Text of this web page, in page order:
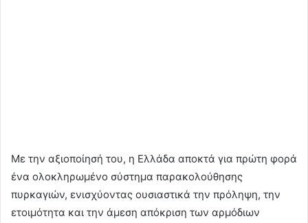
Με την αξιοποίησή του, η Ελλάδα αποκτά για πρώτη φορά
ένα ολοκληρωμένο σύστημα παρακολούθησης
πυρκαγιών, ενισχύοντας ουσιαστικά την πρόληψη, την
ετοιμότητα και την άμεση απόκριση των αρμόδιων